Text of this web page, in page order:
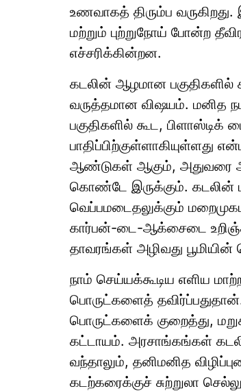
உணவாகத் திரும்ப
மற்றும் புற்றுநோய் போன்ற
எச்சரிக்கின்றன.
கடலின் ஆழமான பகுதிகளில்
வருத்தமான விஷயம். மனித
பகுதிகளில் கூட,
பாதிப்பிற்குள்ளாகியுள்ளது
ஆண்டுகள் ஆகும், அதுவரை
கொண்டே இருக்கும். கடலின்
வெப்பமடைதலுக்கும்
கார்பன்-டை-ஆக்சைடை
தாவரங்கள் அழிவது
நாம் செய்யக்கூடிய எளிய
பொருட்களைத்
பொருட்களைக் குறைத்து,
கட்டாயம். அரசாங்கங்கள்
வந்தாலும், தனிமனித
கடற்கரைக்குச் சுற்றுலா